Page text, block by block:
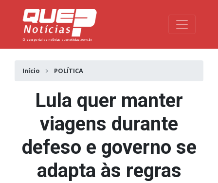
Toggle
Início POLÍTICA
Lula quer manter
viagens durante
defeso e governo se
adapta às regras